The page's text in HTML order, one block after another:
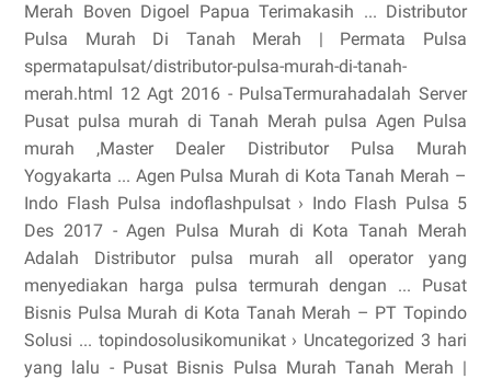
Merah Boven Digoel Papua Terimakasih ... Distributor
Pulsa Murah Di Tanah Merah | Permata Pulsa
spermatapulsat/distributor-pulsa-murah-di-tanah-
merah.html 12 Agt 2016 - PulsaTermurahadalah Server
Pusat pulsa murah di Tanah Merah pulsa Agen Pulsa
murah ,Master Dealer Distributor Pulsa Murah
Yogyakarta ... Agen Pulsa Murah di Kota Tanah Merah –
Indo Flash Pulsa indoflashpulsat › Indo Flash Pulsa 5
Des 2017 - Agen Pulsa Murah di Kota Tanah Merah
Adalah Distributor pulsa murah all operator yang
menyediakan harga pulsa termurah dengan ... Pusat
Bisnis Pulsa Murah di Kota Tanah Merah – PT Topindo
Solusi ... topindosolusikomunikat › Uncategorized 3 hari
yang lalu - Pusat Bisnis Pulsa Murah Tanah Merah |